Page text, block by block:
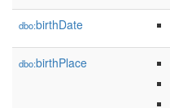
dbo:birthDate
dbo:birthPlace